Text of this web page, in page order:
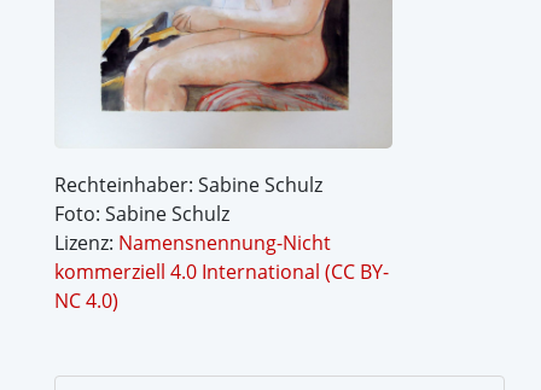
Rechteinhaber: Sabine Schulz
Foto: Sabine Schulz
Lizenz: Namensnennung-Nicht
kommerziell 4.0 International (CC BY-
NC 4.0)